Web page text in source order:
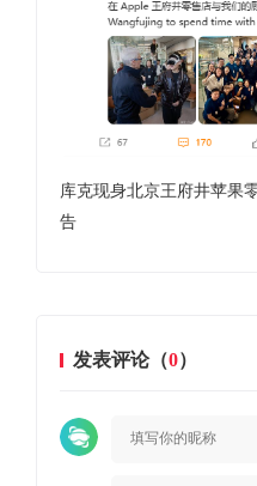
库克现身北京王府井苹果
告
发表评论（0）